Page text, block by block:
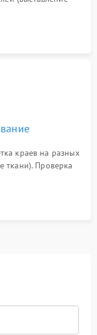
прижима
краев на разных
ткани). Проверка
ролевого шва и
ткани.